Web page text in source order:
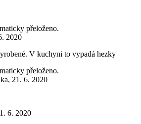
přeloženo.
2020
V kuchyni to vypadá hezky
přeloženo.
, 21. 6. 2020
6. 2020